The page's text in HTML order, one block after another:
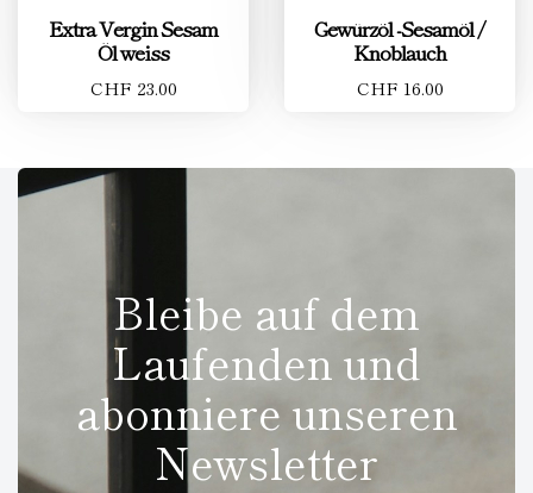
Extra Vergin Sesam
Öl weiss
CHF 23.00
Gewürzöl -Sesamöl /
Knoblauch
CHF 16.00
Bleibe auf dem
Laufenden und
abonniere unseren
Newsletter